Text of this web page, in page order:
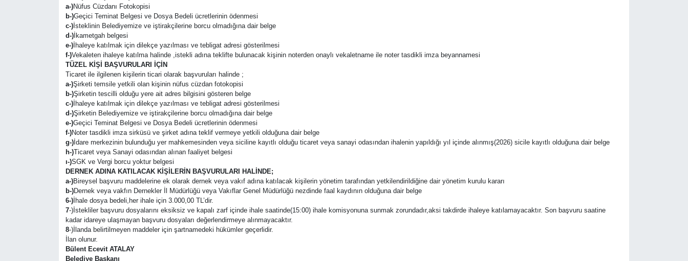
a-)Nüfus Cüzdanı Fotokopisi
b-)Geçici Teminat Belgesi ve Dosya Bedeli ücretlerinin ödenmesi
c-)İsteklinin Belediyemize ve iştirakçilerine borcu olmadığına dair belge
d-)İkametgah belgesi
e-)İhaleye katılmak için dilekçe yazılması ve tebligat adresi gösterilmesi
f-)Vekaleten ihaleye katılma halinde ,istekli adına teklifte bulunacak kişinin noterden onaylı vekaletname ile noter tasdikli imza beyannamesi
TÜZEL KİŞİ BAŞVURULARI İÇİN
Ticaret ile ilgilenen kişilerin ticari olarak başvuruları halinde ;
a-)Şirketi temsile yetkili olan kişinin nüfus cüzdan fotokopisi
b-)Şirketin tescilli olduğu yere ait adres bilgisini gösteren belge
c-)İhaleye katılmak için dilekçe yazılması ve tebligat adresi gösterilmesi
d-)Şirketin Belediyemize ve iştirakçilerine borcu olmadığına dair belge
e-)Geçici Teminat Belgesi ve Dosya Bedeli ücretlerinin ödenmesi
f-)Noter tasdikli imza sirküsü ve şirket adına teklif vermeye yetkili olduğuna dair belge
g-)İdare merkezinin bulunduğu yer mahkemesinden veya siciline kayıtlı olduğu ticaret veya sanayi odasından ihalenin yapıldığı yıl içinde alınmış(2026) sicile kayıtlı olduğuna dair belge
h-)Ticaret veya Sanayi odasından alınan faaliyet belgesi
ı-)SGK ve Vergi borcu yoktur belgesi
DERNEK ADINA KATILACAK KİŞİLERİN BAŞVURULARI HALİNDE;
a-)Bireysel başvuru maddelerine ek olarak dernek veya vakıf adına katılacak kişilerin yönetim tarafından yetkilendirildiğine dair yönetim kurulu kararı
b-)Dernek veya vakfın Dernekler İl Müdürlüğü veya Vakıflar Genel Müdürlüğü nezdinde faal kaydının olduğuna dair belge
6-)İhale dosya bedeli,her ihale için 3.000,00 TL’dir.
7-)İstekliler başvuru dosyalarını eksiksiz ve kapalı zarf içinde ihale saatinde(15:00) ihale komisyonuna sunmak zorundadır,aksi takdirde ihaleye katılamayacaktır. Son başvuru saatine
kadar idareye ulaşmayan başvuru dosyaları değerlendirmeye alınmayacaktır.
8-)İlanda belirtilmeyen maddeler için şartnamedeki hükümler geçerlidir.
İlan olunur.
Bülent Ecevit ATALAY
Belediye Başkanı